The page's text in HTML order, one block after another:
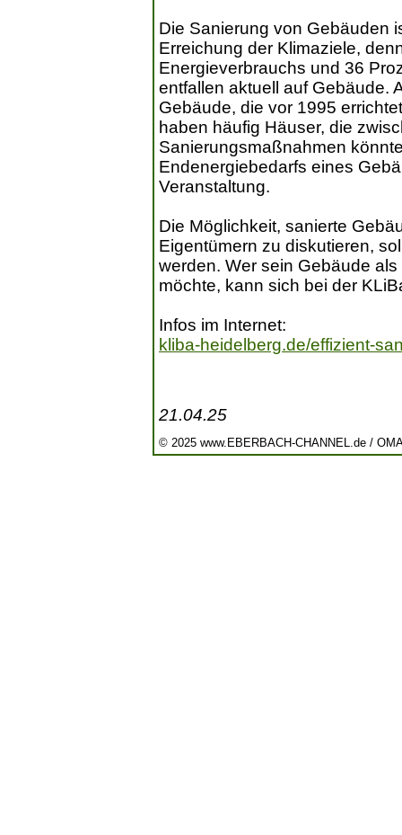
Die Sanierung von Gebäuden
Erreichung der Klimaziele,
Energieverbrauchs und 36
entfallen aktuell auf Gebäude.
Gebäude, die vor 1995
haben häufig Häuser, die
Sanierungsmaßnahmen
Endenergiebedarfs eines
Veranstaltung.
Die Möglichkeit, sanierte
Eigentümern zu diskutieren,
werden. Wer sein Gebäude
möchte, kann sich bei der
Infos im Internet:
kliba-heidelberg.de/effizient-
21.04.25
© 2025 www.EBERBACH-CHANNEL.de /